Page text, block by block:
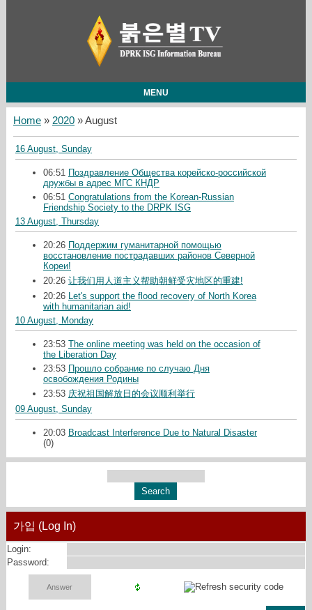
MENU
Home» 2020 »August
16 August, Sunday
06:51 Поздравление Общества корейско-российской
дружбы в адрес МГС КНДР
06:51 Congratulations from the Korean-Russian
Friendship Society to the DRPK ISG
13 August, Thursday
20:26 Поддержим гуманитарной помощью
восстановление пострадавших районов Северной
Кореи!
20:26 让我们用人道主义帮助朝鲜受灾地区的重建!
20:26 Let's support the flood recovery of North Korea
with humanitarian aid!
10 August, Monday
23:53 The online meeting was held on the occasion of
the Liberation Day
23:53 Прошло собрание по случаю Дня
освобождения Родины
23:53 庆祝祖国解放日的会议顺利举行
09 August, Sunday
20:03 Broadcast Interference Due to Natural Disaster
(0)
가입 (Log In)
Login:
Password: